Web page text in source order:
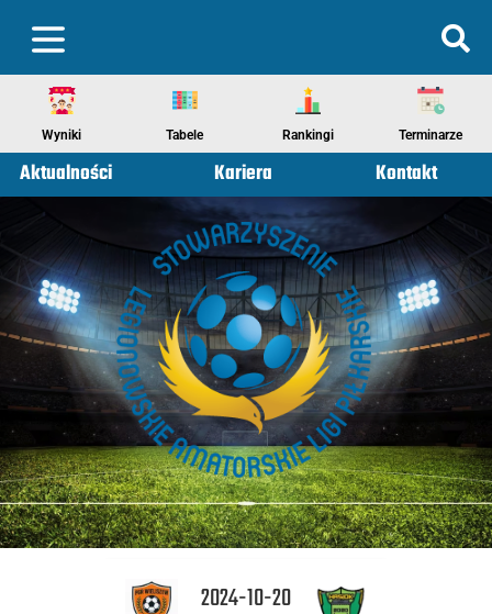
Wyniki Tabele Rankingi Terminarze
Aktualności Kariera Kontakt
2024-10-20